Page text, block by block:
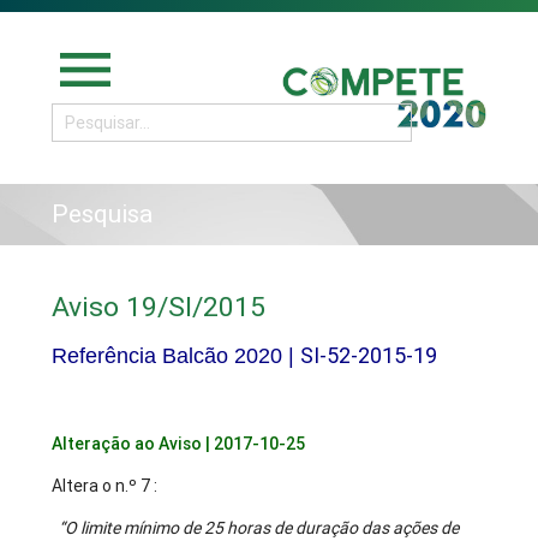
menu
Pesquisa
Aviso 19/SI/2015
Referência Balcão 2020 | SI-52-2015-19
Alteração ao Aviso | 2017-10-25
Altera o n.º 7 :
“O limite mínimo de 25 horas de duração das ações de